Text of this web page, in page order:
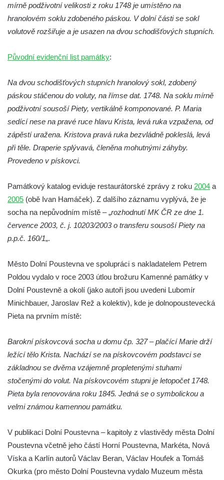
Socha Matka příroda v ZOO Hluboká
Socha Lišky v ZOO Hluboká
Socha Vlčice s mládětem v ZOO Hluboká
Socha Orlice v ZOO Hluboká
Socha Želva v ZOO Hluboká
Socha Kozorožec horský v ZOO Hluboká
Socha Včela v ZOO Hluboká
Socha Housenka v ZOO Hluboká
Socha Rosomák v ZOO Hluboká
Socha Beruška v ZOO Hluboká
Socha Vážka v ZOO Hluboká
Socha Volavka v ZOO Hluboká
Lavička Kůň Převalského v ZOO Hluboká
Lysá nad Labem, barokní město Šporkovo
Socha Opičákovník v ZOO Hluboká
Socha Roháč v ZOO Hluboká
Reliéf Rodina a práce na budově záložny
čp. 69/1 v Českých Budějovicích
Socha Jana Valeria Jirsíka u Černé věže v
Českých Budějovicích
Socha Krista klesajícího pod křížem u
Budějovicích
Socha svatého Jana Nepomuckého u
kostela svaté Rodiny v Českých
Budějovicích
mírně podživotní velikosti z roku 1748 je umístěno na
hranolovém soklu zdobeného páskou. V dolní části se sokl
volutově rozšiřuje a je usazen na dvou schodišťových stupních.
Původní evidenční list památky:
Na dvou schodišťových stupních hranolový sokl, zdobený
páskou stáčenou do voluty, na římse dat. 1748. Na soklu mírně
podživotní sousoší Piety, vertikálně komponované. P. Maria
sedící nese na pravé ruce hlavu Krista, levá ruka vzpažena, od
zápěstí uražena. Kristova pravá ruka bezvládně pokleslá, levá
při těle. Draperie splývavá, členěna mohutnými záhyby.
Provedeno v pískovci.
Památkový katalog eviduje restaurátorské zprávy z roku 2004 a
2005 (obě Ivan Hamáček). Z dalšího záznamu vyplývá, že je
socha na nepůvodním místě – „rozhodnutí MK ČR ze dne 1.
července 2003, č. j. 10203/2003 o transferu sousoší Piety na
p.p.č. 160/1„.
Město Dolní Poustevna ve spolupráci s nakladatelem Petrem
Poldou vydalo v roce 2003 útlou brožuru Kamenné památky v
Dolní Poustevně a okolí (jako autoři jsou uvedeni Lubomír
Minichbauer, Jaroslav Rež a kolektiv), kde je dolnopoustevecká
Pieta na prvním místě:
Barokní pískovcová socha u domu čp. 327 – plačící Marie drží
ležící tělo Krista. Nachází se na pískovcovém podstavci se
základnou se dvěma vzájemně propletenými stuhami
stočenými do volut. Na pískovcovém stupni je letopočet 1748.
Pieta byla renovována roku 1845. Jedná se o symbolickou a
velmi známou kamennou památku.
V publikaci Dolní Poustevna – kapitoly z vlastivědy města Dolní
Poustevna včetně jeho částí Horní Poustevna, Markéta, Nová
Víska a Karlín autorů Václav Beran, Václav Houfek a Tomáš
Okurka (pro město Dolní Poustevna vydalo Muzeum města